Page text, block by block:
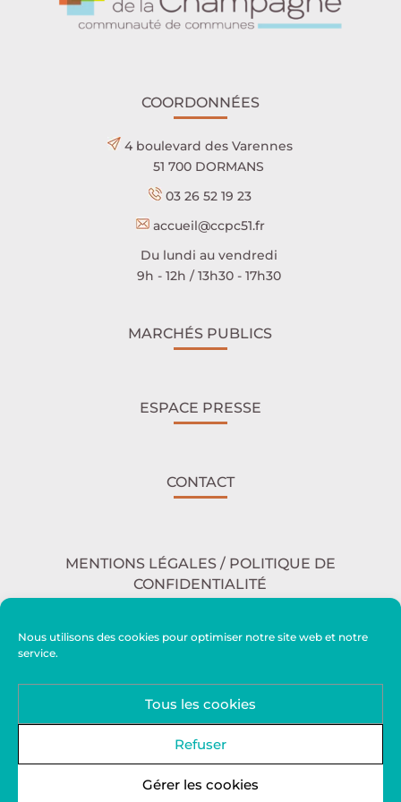
Nous utilisons des cookies pour optimiser notre site web et notre
service.
Tous les cookies
Refuser
Gérer les cookies
COORDONNÉES
4 boulevard des Varennes
51 700 DORMANS
03 26 52 19 23
accueil@ccpc51.fr
Du lundi au vendredi
9h - 12h / 13h30 - 17h30
MARCHÉS PUBLICS
ESPACE PRESSE
CONTACT
MENTIONS LÉGALES / POLITIQUE DE
CONFIDENTIALITÉ